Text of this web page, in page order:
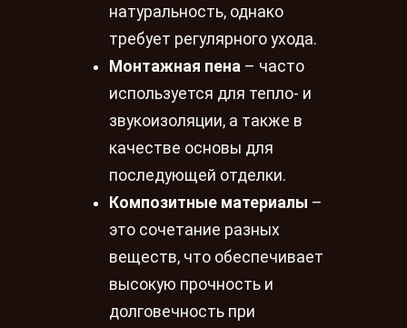
натуральность, однако
требует регулярного ухода.
Монтажная пена – часто
используется для тепло- и
звукоизоляции, а также в
качестве основы для
последующей отделки.
Композитные материалы –
это сочетание разных
веществ, что обеспечивает
высокую прочность и
долговечность при